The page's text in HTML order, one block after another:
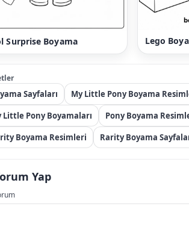
Surprise Boyama Lego
Sayfaları My Little Pony Boyama
Little Pony Boyamaları
Pony Boyama
Boyama Resimleri
Rarity Boyama
Yap